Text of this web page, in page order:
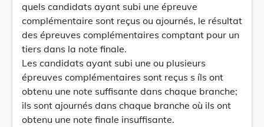
quels candidats ayant subi une épreuve
complémentaire sont reçus ou ajournés, le résultat
des épreuves complémentaires comptant pour un
tiers dans la note finale.
Les candidats ayant subi une ou plusieurs
épreuves complémentaires sont reçus s íls ont
obtenu une note suffisante dans chaque branche;
ils sont ajournés dans chaque branche où ils ont
obtenu une note finale insuffisante.